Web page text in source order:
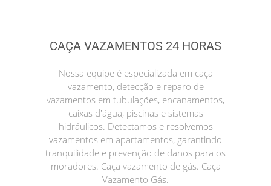
CAÇA VAZAMENTOS 24 HORAS
Nossa equipe é especializada em caça
vazamento, detecção e reparo de
vazamentos em tubulações, encanamentos,
caixas d'água, piscinas e sistemas
hidráulicos. Detectamos e resolvemos
vazamentos em apartamentos, garantindo
tranquilidade e prevenção de danos para os
moradores. Caça vazamento de gás. Caça
Vazamento Gás.